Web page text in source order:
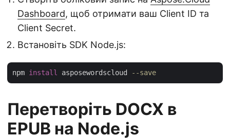
Dashboard, щоб отримати ваш Client ID та
Client Secret.
Встановіть SDK Node.js:
npm install asposewordscloud --save
Перетворіть DOCX в
EPUB на Node.js